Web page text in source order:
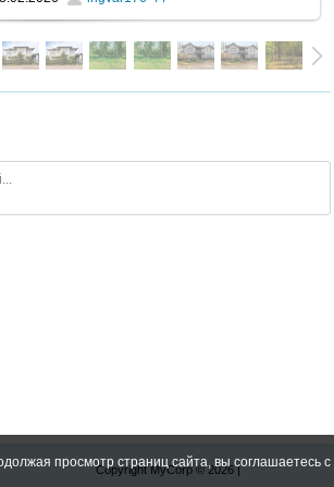
Copyright MyCorp © 2026|
просмотр страниц сайта, вы соглашаетесь с